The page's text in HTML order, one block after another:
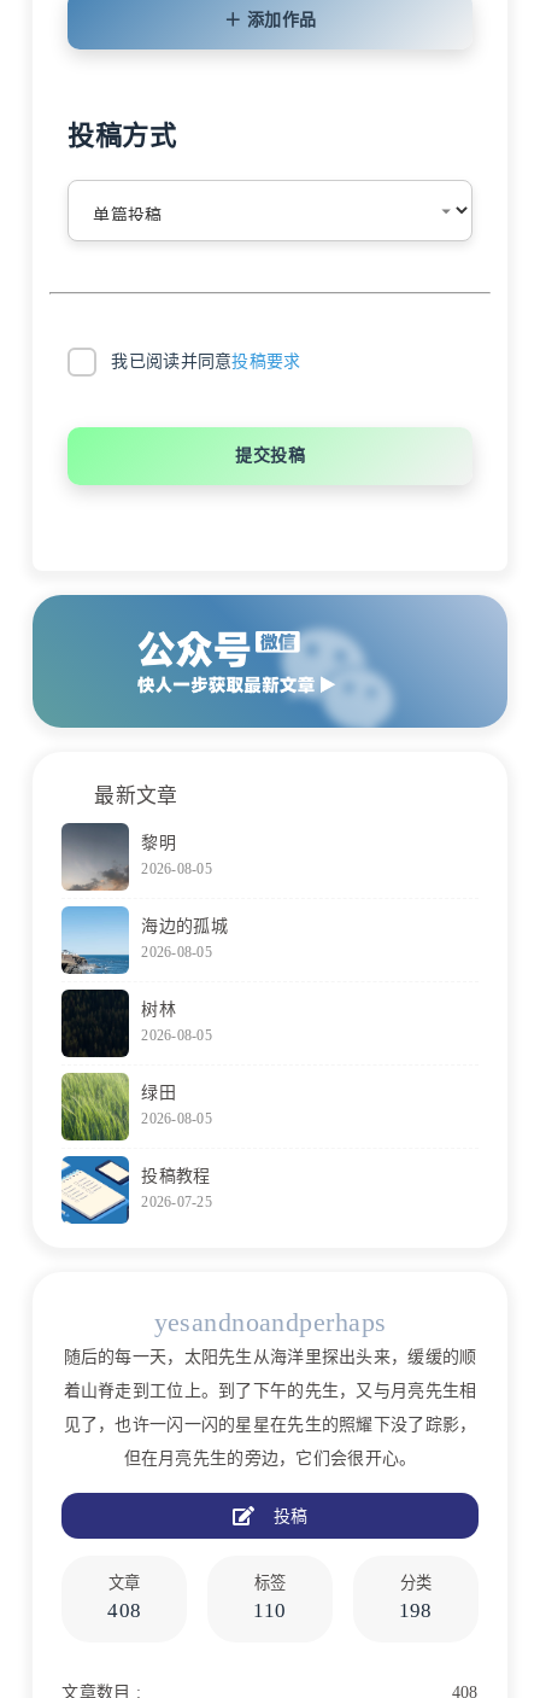
＋ 添加作品
投稿方式
我已阅读并同意投稿要求
提交投稿
最新文章
黎明
2026-08-05
海边的孤城
2026-08-05
树林
2026-08-05
绿田
2026-08-05
投稿教程
2026-07-25
yesandnoandperhaps
随后的每一天，太阳先生从海洋里探出头来，缓缓的顺
着山脊走到工位上。到了下午的先生，又与月亮先生相
见了，也许一闪一闪的星星在先生的照耀下没了踪影，
但在月亮先生的旁边，它们会很开心。
投稿
文章
408
标签
110
分类
198
文章数目 : 408